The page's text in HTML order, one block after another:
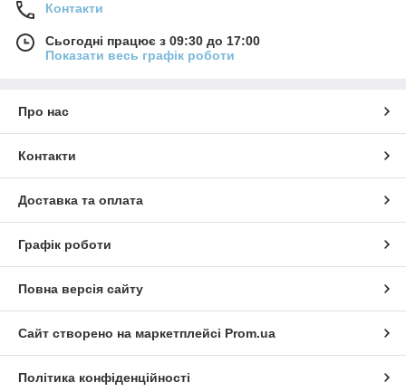
Контакти
Сьогодні працює з 09:30 до 17:00
Показати весь графік роботи
Про нас
Контакти
Доставка та оплата
Графік роботи
Повна версія сайту
Сайт створено на маркетплейсі Prom.ua
Політика конфіденційності